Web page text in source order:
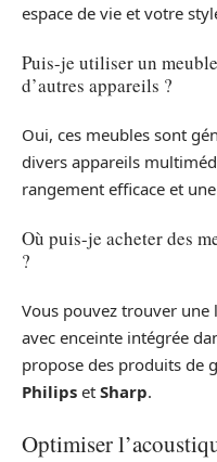
espace de vie et votre
Puis-je utiliser un
d’autres appareils ?
Oui, ces meubles sont
divers appareils
rangement efficace et
Où puis-je acheter des
?
Vous pouvez trouver une
avec enceinte intégrée
propose des produits de
Philips et Sharp.
Optimiser